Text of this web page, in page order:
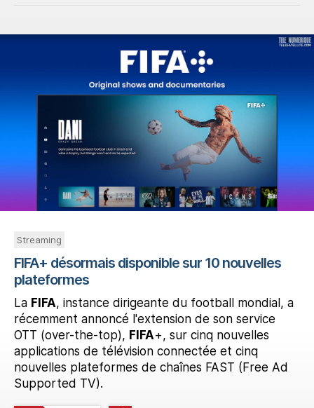
Streaming
FIFA+ désormais disponible sur 10 nouvelles
plateformes
La FIFA, instance dirigeante du football mondial, a
récemment annoncé l'extension de son service
OTT (over-the-top), FIFA+, sur cinq nouvelles
applications de télévision connectée et cinq
nouvelles plateformes de chaînes FAST (Free Ad
Supported TV).